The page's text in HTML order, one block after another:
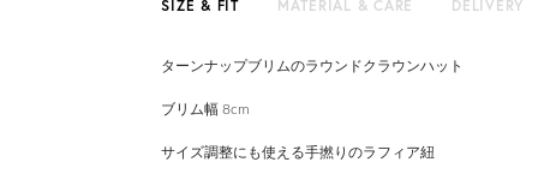
SIZE & FIT MATERIAL & CARE DELIVERY
ターンナップブリムのラウンドクラウンハット
ブリム幅 8cm
サイズ調整にも使える手撚りのラフィア紐